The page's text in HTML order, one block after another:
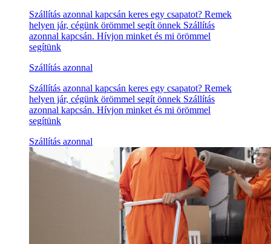
Szállítás azonnal kapcsán keres egy csapatot? Remek
helyen jár, cégünk örömmel segít önnek Szállítás
azonnal kapcsán. Hívjon minket és mi örömmel
segítünk
Szállítás azonnal
Szállítás azonnal kapcsán keres egy csapatot? Remek
helyen jár, cégünk örömmel segít önnek Szállítás
azonnal kapcsán. Hívjon minket és mi örömmel
segítünk
Szállítás azonnal